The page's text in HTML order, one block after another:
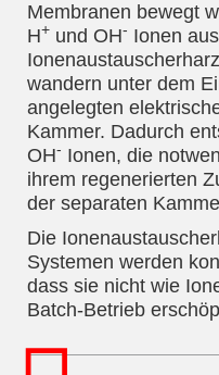
Membranen bewegt
H+ und OH- Ionen
wandern unter dem
angelegten
Kammer. Dadurch
OH- Ionen, die
ihrem regenerierten
der separaten
Die
Systemen werden
dass sie nicht wie
Batch-Betrieb